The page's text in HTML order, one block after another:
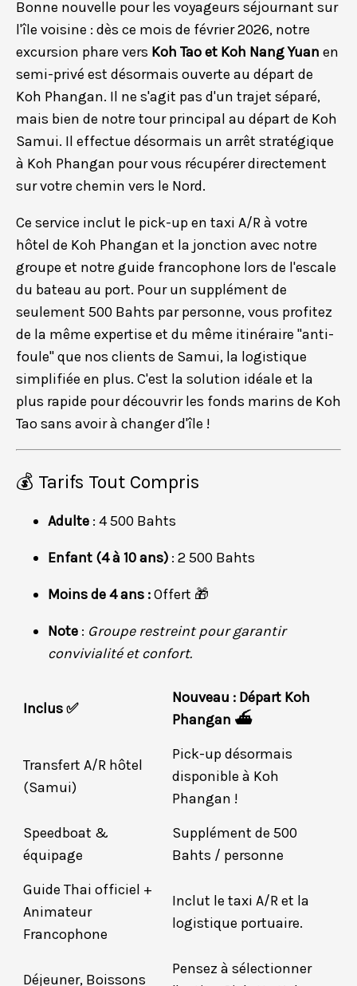
Bonne nouvelle pour les voyageurs séjournant sur
l'île voisine : dès ce mois de février 2026, notre
excursion phare vers Koh Tao et Koh Nang Yuan en
semi-privé est désormais ouverte au départ de
Koh Phangan. Il ne s'agit pas d'un trajet séparé,
mais bien de notre tour principal au départ de Koh
Samui. Il effectue désormais un arrêt stratégique
à Koh Phangan pour vous récupérer directement
sur votre chemin vers le Nord.
Ce service inclut le pick-up en taxi A/R à votre
hôtel de Koh Phangan et la jonction avec notre
groupe et notre guide francophone lors de l'escale
du bateau au port. Pour un supplément de
seulement 500 Bahts par personne, vous profitez
de la même expertise et du même itinéraire "anti-
foule" que nos clients de Samui, la logistique
simplifiée en plus. C'est la solution idéale et la
plus rapide pour découvrir les fonds marins de Koh
Tao sans avoir à changer d'île !
💰 Tarifs Tout Compris
Adulte : 4 500 Bahts
Enfant (4 à 10 ans) : 2 500 Bahts
Moins de 4 ans :Offert 🎁
Note : Groupe restreint pour garantir
convivialité et confort.
Inclus ✅
Nouveau : Départ Koh
Phangan ⛴️
Transfert A/R hôtel
(Samui)
Pick-up désormais
disponible à Koh
Phangan !
Speedboat &
équipage
Supplément de 500
Bahts / personne
Guide Thai officiel +
Animateur
Francophone
Inclut le taxi A/R et la
logistique portuaire.
Déjeuner, Boissons
Pensez à sélectionner